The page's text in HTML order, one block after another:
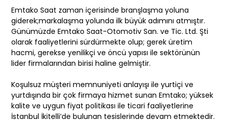
Emtako Saat zaman içerisinde branşlaşma yoluna
giderek;markalaşma yolunda ilk büyük adımını atmıştır.
Günümüzde Emtako Saat-Otomotiv San. ve Tic. Ltd. Şti
olarak faaliyetlerini sürdürmekte olup; gerek üretim
hacmi, gerekse yenilikçi ve öncü yapısı ile sektörünün
lider firmalarından birisi haline gelmiştir.
Koşulsuz müşteri memnuniyeti anlayışı ile yurtiçi ve
yurtdışında bir çok firmaya hizmet sunan Emtako; yüksek
kalite ve uygun fiyat politikası ile ticari faaliyetlerine
İstanbul İkitelli’de bulunan tesislerinde devam etmektedir.